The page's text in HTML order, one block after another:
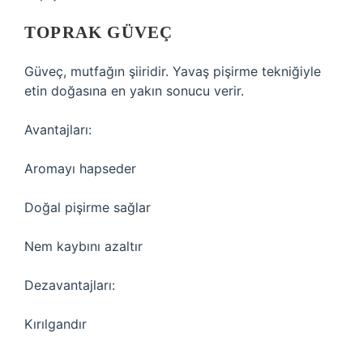
TOPRAK GÜVEÇ
Güveç, mutfağın şiiridir. Yavaş pişirme tekniğiyle
etin doğasına en yakın sonucu verir.
Avantajları:
Aromayı hapseder
Doğal pişirme sağlar
Nem kaybını azaltır
Dezavantajları:
Kırılgandır